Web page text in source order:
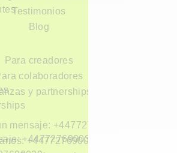
Testimonios
Blog
Para creadores
colaboradores
y partnerships
mensaje: +447727690039
+447727690039
+447727690039